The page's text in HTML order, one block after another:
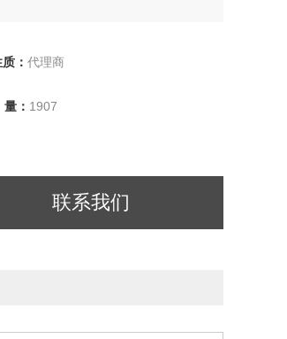
： 代理商
： 1907
联系我们